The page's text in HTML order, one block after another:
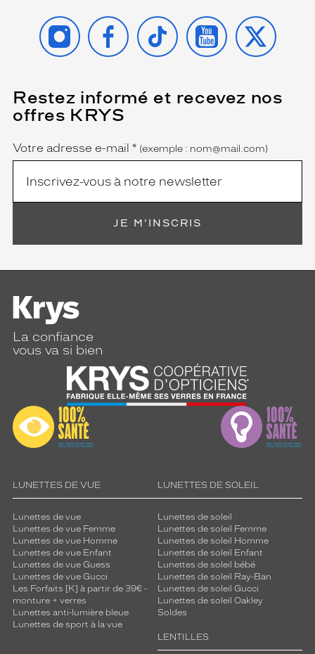
INSTAGRAMFACEBOOK
TIKTOK YOUTUBE
X
Restez informé et recevez nos
offres KRYS
Name
Votre adresse e-mail *
(Ce
champ
est
(exemple : nom@mail.com)
JE M'INSCRIS
La confiance
vous va si bien
LUNETTES DE VUE
Lunettes de vue
Lunettes de vue Femme
Lunettes de vue Homme
Lunettes de vue Enfant
Lunettes de vue Guess
Lunettes de vue Gucci
Les Forfaits [K] à partir de 39€ -
monture + verres
Lunettes anti-lumière bleue
Lunettes de sport à la vue
LUNETTES DE SOLEIL
Lunettes de soleil
Lunettes de soleil Femme
Lunettes de soleil Homme
Lunettes de soleil Enfant
Lunettes de soleil bébé
Lunettes de soleil Ray-Ban
Lunettes de soleil Gucci
Lunettes de soleil Oakley
Soldes
LENTILLES